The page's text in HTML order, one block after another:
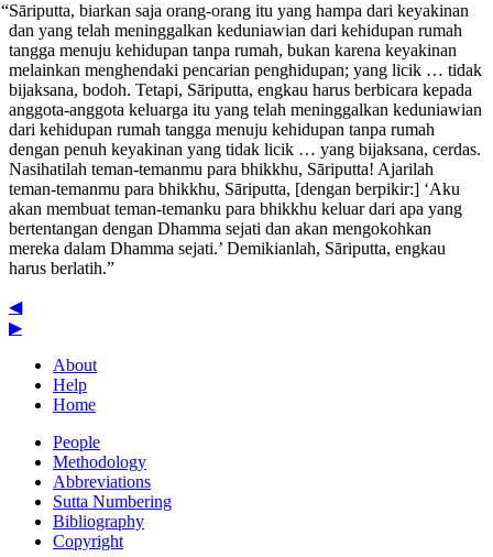
“Sāriputta, biarkan saja orang-orang itu yang hampa dari keyakinan
dan yang telah meninggalkan keduniawian dari kehidupan rumah
tangga menuju kehidupan tanpa rumah, bukan karena keyakinan
melainkan menghendaki pencarian penghidupan; yang licik … tidak
bijaksana, bodoh. Tetapi, Sāriputta, engkau harus berbicara kepada
anggota-anggota keluarga itu yang telah meninggalkan keduniawian
dari kehidupan rumah tangga menuju kehidupan tanpa rumah
dengan penuh keyakinan yang tidak licik … yang bijaksana, cerdas.
Nasihatilah teman-temanmu para bhikkhu, Sāriputta! Ajarilah
teman-temanmu para bhikkhu, Sāriputta, [dengan berpikir:] ‘Aku
akan membuat teman-temanku para bhikkhu keluar dari apa yang
bertentangan dengan Dhamma sejati dan akan mengokohkan
mereka dalam Dhamma sejati.’ Demikianlah, Sāriputta, engkau
harus berlatih.”
◀
▶
About
Help
Home
People
Methodology
Abbreviations
Sutta Numbering
Bibliography
Copyright